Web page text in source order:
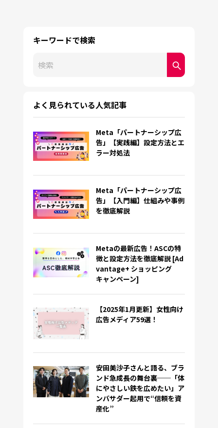
キーワードで検索
これは、自動候補機能付きの検索フィールドです。
よく見られている人気記事
Meta「パートナーシップ広
告」【実践編】設定方法とエ
ラー対処法
Meta「パートナーシップ広
告」【入門編】仕組みや事例
を徹底解説
Metaの最新広告！ASCの特
徴と設定方法を徹底解説 [Ad
vantage+ ショッピング
キャンペーン]
【2025年1月更新】女性向け
広告メディア59選！
安田美沙子さんと語る、ブラ
ンド急成長の舞台裏──「体
にやさしい鉄を広めたい」ア
ンバサダー起用で“信頼を資
産化”